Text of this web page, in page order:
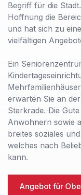
Begriff für die
Hoffnung die
und hat sich zu
vielfältigen
Ein
erwarten Sie an
Sterkrade. Die
Anwohnern sowie
breites soziales
welches nach
kann.
Angebot für